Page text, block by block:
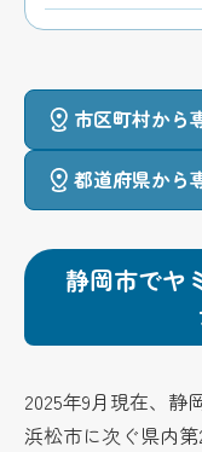
市区町村から
都道府県から
静岡市でヤ
2025年9月現在、静
浜松市に次ぐ県内